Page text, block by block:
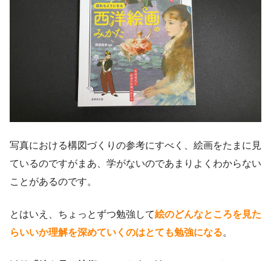
写真における構図づくりの参考にすべく、絵画をたまに見
ているのですがまあ、学がないのであまりよくわからない
ことがあるのです。
とはいえ、ちょっとずつ勉強して絵のどんなところを見た
らいいか理解を深めていくのはとても勉強になる。